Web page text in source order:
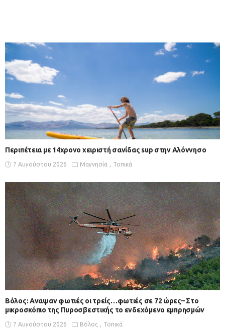
Περιπέτεια με 14χρονο χειριστή σανίδας sup στην Αλόννησο
7 Αυγούστου 2026 Μαγνησία Τοπικά
Βόλος: Αναψαν φωτιές οι τρείς…φωτιές σε 72 ώρες– Στο
μικροσκόπιο της Πυροσβεστικής το ενδεχόμενο εμπρησμών
7 Αυγούστου 2026 Βόλος Τοπικά